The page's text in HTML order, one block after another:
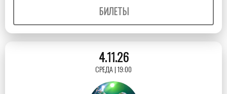
БИЛЕТЫ
4.11.26
СРЕДА | 19:00